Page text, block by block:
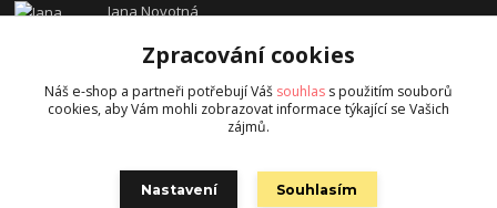
Jana Novotná
dzejn.n@email.cz
Zpracování cookies
Náš e-shop a partneři potřebují Váš souhlas s použitím souborů
cookies, aby Vám mohli zobrazovat informace týkající se Vašich
zájmů.
Nastavení Souhlasím